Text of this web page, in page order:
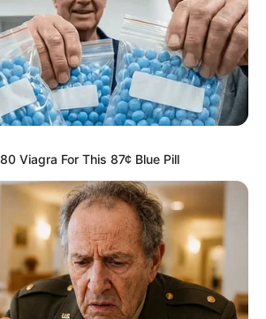
Viagra For This 87¢ Blue Pill